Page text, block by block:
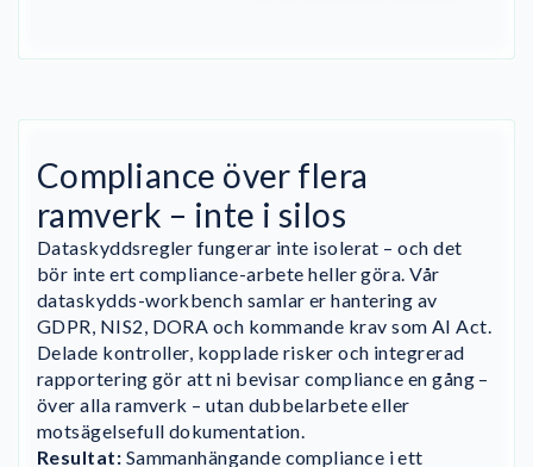
Compliance över flera
ramverk – inte i silos
Dataskyddsregler fungerar inte isolerat – och det
bör inte ert compliance-arbete heller göra. Vår
dataskydds-workbench samlar er hantering av
GDPR, NIS2, DORA och kommande krav som AI Act.
Delade kontroller, kopplade risker och integrerad
rapportering gör att ni bevisar compliance en gång –
över alla ramverk – utan dubbelarbete eller
motsägelsefull dokumentation.
Resultat: Sammanhängande compliance i ett